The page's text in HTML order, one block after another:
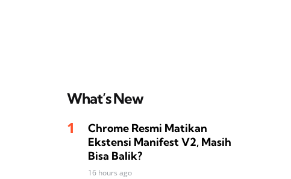
What’s New
Chrome Resmi Matikan
Ekstensi Manifest V2, Masih
Bisa Balik?
16 hours ago